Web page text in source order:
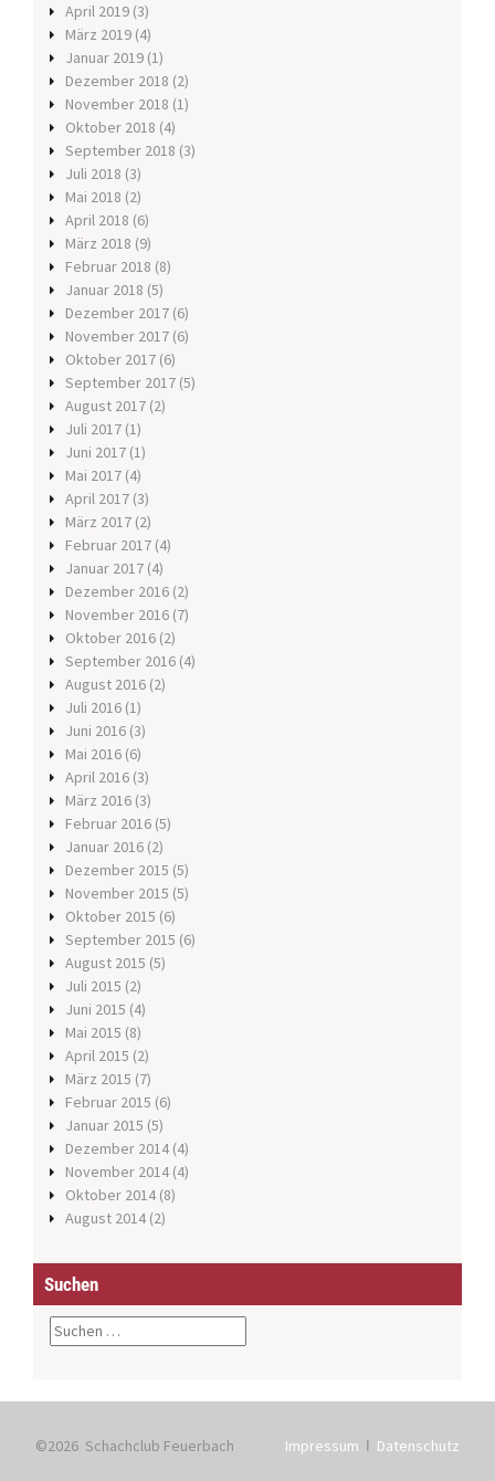
April 2019 (3)
März 2019 (4)
Januar 2019 (1)
Dezember 2018 (2)
November 2018 (1)
Oktober 2018 (4)
September 2018 (3)
Juli 2018 (3)
Mai 2018 (2)
April 2018 (6)
März 2018 (9)
Februar 2018 (8)
Januar 2018 (5)
Dezember 2017 (6)
November 2017 (6)
Oktober 2017 (6)
September 2017 (5)
August 2017 (2)
Juli 2017 (1)
Juni 2017 (1)
Mai 2017 (4)
April 2017 (3)
März 2017 (2)
Februar 2017 (4)
Januar 2017 (4)
Dezember 2016 (2)
November 2016 (7)
Oktober 2016 (2)
September 2016 (4)
August 2016 (2)
Juli 2016 (1)
Juni 2016 (3)
Mai 2016 (6)
April 2016 (3)
März 2016 (3)
Februar 2016 (5)
Januar 2016 (2)
Dezember 2015 (5)
November 2015 (5)
Oktober 2015 (6)
September 2015 (6)
August 2015 (5)
Juli 2015 (2)
Juni 2015 (4)
Mai 2015 (8)
April 2015 (2)
März 2015 (7)
Februar 2015 (6)
Januar 2015 (5)
Dezember 2014 (4)
November 2014 (4)
Oktober 2014 (8)
August 2014 (2)
Suchen
S
u
n
©2026 Schachclub Feuerbach Impressum ǀ Datenschutz